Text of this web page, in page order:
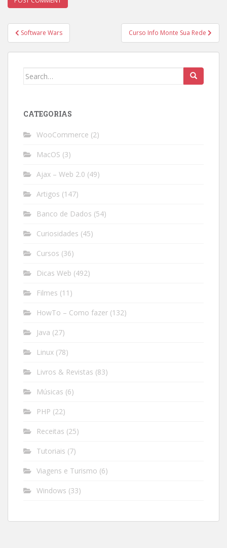
Post
navigation
Software Wars Curso Info Monte Sua Rede
Search
CATEGORIAS
WooCommerce (2)
MacOS (3)
Ajax – Web 2.0 (49)
Artigos (147)
Banco de Dados (54)
Curiosidades (45)
Cursos (36)
Dicas Web (492)
Filmes (11)
HowTo – Como fazer (132)
Java (27)
Linux (78)
Livros & Revistas (83)
Músicas (6)
PHP (22)
Receitas (25)
Tutoriais (7)
Viagens e Turismo (6)
Windows (33)